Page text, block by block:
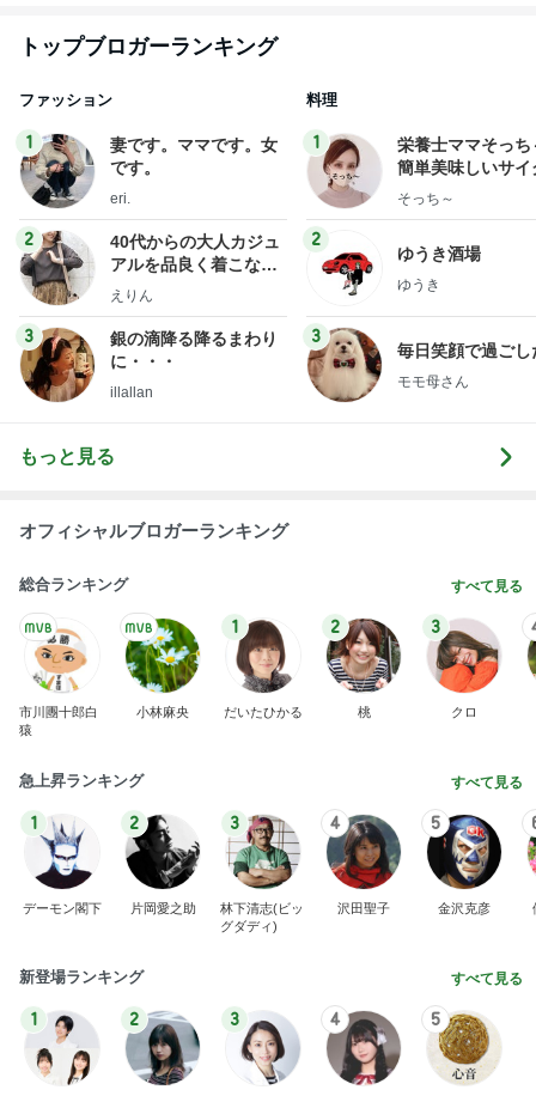
トップブロガーランキング
ファッション
1
妻です。ママです。女
です。
eri.
2
40代からの大人カジュ
アルを品良く着こなす
ファッションブログ
えりん
3
銀の滴降る降るまわり
に・・・
illallan
料理
1
栄養士ママそっち
簡単美味しいサイ
献立
そっち～
2
ゆうき酒場
ゆうき
3
毎日笑顔で過ごし
モモ母さん
もっと見る
オフィシャルブロガーランキング
総合ランキング すべて見る
市川團十郎白
猿
小林麻央
1
だいたひかる
2
桃
3
クロ
急上昇ランキング すべて見る
1
デーモン閣下
2
片岡愛之助
3
林下清志(ビッ
グダディ)
4
沢田聖子
5
金沢克彦
新登場ランキング すべて見る
1 2 3 4 5